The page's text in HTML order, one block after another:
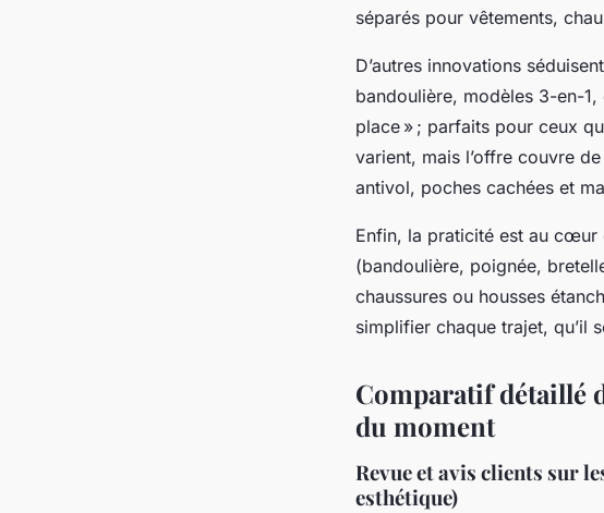
séparés pour vêtements,
D’autres innovations
bandoulière, modèles 3-en-
place » ; parfaits pour ceux
varient, mais l’offre couvre
antivol, poches cachées et
Enfin, la praticité est au cœur
(bandoulière, poignée,
chaussures ou housses
simplifier chaque trajet, qu’il
Comparatif détaillé
du moment
Revue et avis clients sur
esthétique)